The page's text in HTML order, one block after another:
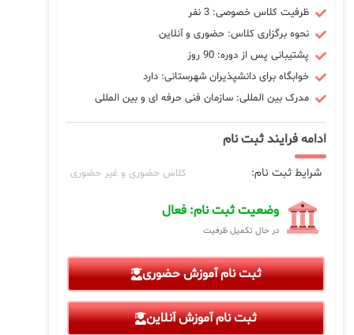
ظرفیت کلاس خصوصی: 3 نفر
نحوه برگزاری کلاس: حضوری و آنلاین
پشتیبانی پس از دوره: 90 روز
خوابگاه برای دانشپذیران شهرستانی: دارد
مدرک بین المللی: سازمان فنی حرفه ای و بین المللی
ادامه فرایند ثبت نام
شرایط ثبت نام: کلاس حضوری و غیر حضوری
وضعیت ثبت نام: فعال
در حال تکمیل ظرفیت
ثبت نام آموزش حضوری
ثبت نام آموزش آنلاین